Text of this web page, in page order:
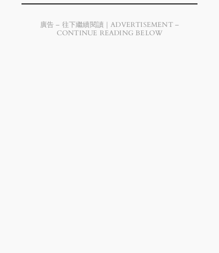
廣告 – 往下繼續閱讀｜ADVERTISEMENT –
CONTINUE READING BELOW